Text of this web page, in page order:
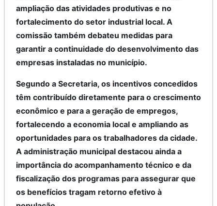
ampliação das atividades produtivas e no
fortalecimento do setor industrial local. A
comissão também debateu medidas para
garantir a continuidade do desenvolvimento das
empresas instaladas no município.
Segundo a Secretaria, os incentivos concedidos
têm contribuído diretamente para o crescimento
econômico e para a geração de empregos,
fortalecendo a economia local e ampliando as
oportunidades para os trabalhadores da cidade.
A administração municipal destacou ainda a
importância do acompanhamento técnico e da
fiscalização dos programas para assegurar que
os benefícios tragam retorno efetivo à